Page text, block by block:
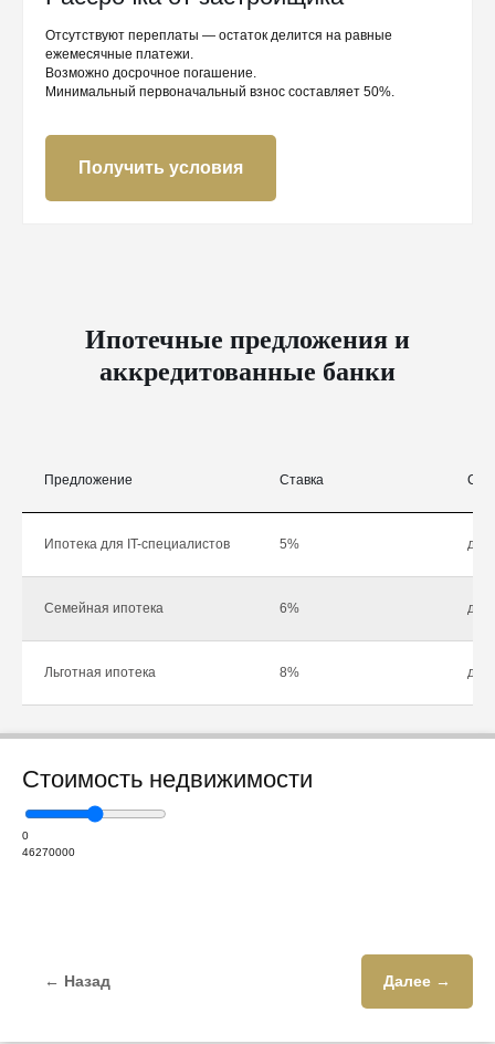
Отсутствуют переплаты — остаток делится на равные
ежемесячные платежи.
Возможно досрочное погашение.
Минимальный первоначальный взнос составляет 50%.
Получить условия
Ипотечные предложения и
аккредитованные банки
Предложение Ставка
Ипотека для IT-специалистов 5% до
Семейная ипотека 6% до
Льготная ипотека 8% до
Стоимость недвижимости
0
46270000
← Назад Далее →